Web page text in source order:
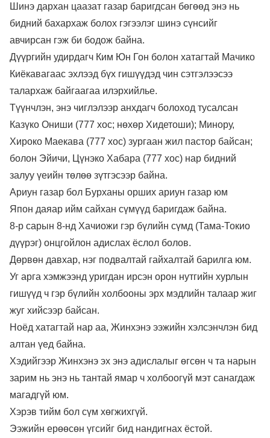
Шинэ дархан цаазат газар баригдсан бөгөөд энэ нь
бидний бахархаж болох гэгээлэг шинэ сүнсийг
авчирсан гэж би бодож байна.
Дүүргийн удирдагч Ким Юн Гон болон хатагтай Мачико
Киёкавагаас эхлээд бүх гишүүдэд чин сэтгэлээсээ
талархаж байгаагаа илэрхийлье.
Түүнчлэн, энэ чиглэлээр анхдагч болоход тусалсан
Казүко Ониши (777 хос; нөхөр Хидетоши); Минору,
Хироко Маекава (777 хос) зургаан жил пастор байсан;
болон Эйичи, Цүнэко Хабара (777 хос) нар бидний
залуу үеийн төлөө зүтгэсээр байна.
Ариун газар бол Бурханы орших ариун газар юм
Япон даяар ийм сайхан сүмүүд баригдаж байна.
8-р сарын 8-нд Хачиожи гэр бүлийн сүмд (Тама-Токио
дүүрэг) онцгойлон адислах ёслол болов.
Дөрвөн давхар, нэг подвалтай гайхалтай барилга юм.
Уг арга хэмжээнд уригдан ирсэн орон нутгийн хурлын
гишүүд ч гэр бүлийн холбооны эрх мэдлийн талаар жиг
жуг хийсээр байсан.
Ноёд хатагтай нар аа, Жинхэнэ ээжийн хэлсэнчлэн бид
алтан үед байна.
Хэдийгээр Жинхэнэ эх энэ адислалыг өгсөн ч та нарын
зарим нь энэ нь тантай ямар ч холбоогүй мэт санагдаж
магадгүй юм.
Хэрэв тийм бол сүм хөгжихгүй.
Ээжийн ерөөсөн үгсийг бид нандигнах ёстой.